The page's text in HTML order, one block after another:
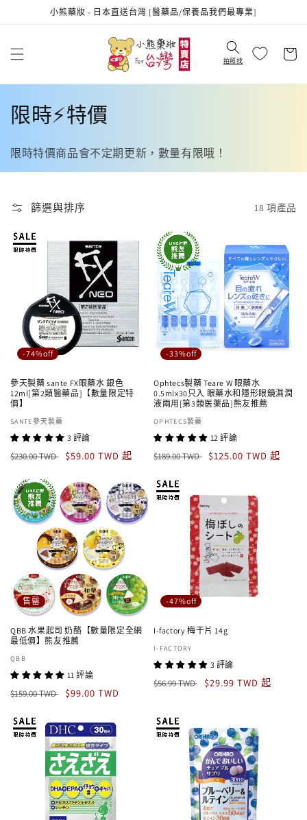
跳至內小熊藥妝 - 日本直送台灣 [醫藥品/保養品我們最專業]
拍照找
物
商
品
系
限時⚡特價
限時特價商品會不定期更新，數量有限哦！
篩選與排序 18 項產品
-74%off
參天製藥 sante FX眼藥水 銀色
12ml[第2類醫藥品]【數量限定特
價】
廠
商：
SANTE參天製藥
3 評論
定
$230.00 TWD
售
$59.00 TWD 起
-33%off
Ophtecs製藥 Teare W 眼藥水
0.5mlx30只入 眼藥水和隱形眼鏡濕潤
液兩用[第3類医薬品]熊友推薦
廠
商：
OPHTECS製藥
12 評論
定
$189.00 TWD
售
$125.00 TWD 起
售罄
QBB 水果起司 奶酪【數量限定全網
最低價】熊友推薦
廠
商：
QBB
11 評論
定
$159.00 TWD
售
$99.00 TWD
-47%off
I-factory 梅干片 14g
廠
商：
I-FACTORY
3 評論
定
$56.99 TWD
售
$29.99 TWD 起